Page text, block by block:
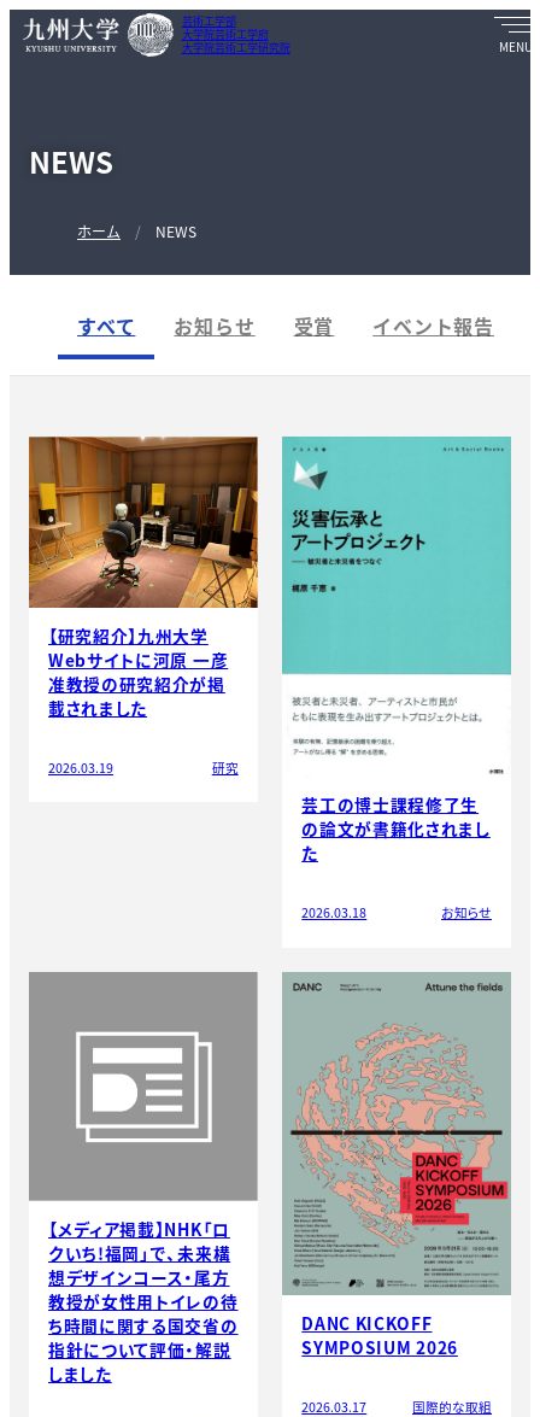
芸術工学部
大学院芸術工学府
大学院芸術工学研究院
NEWS
ホーム NEWS
すべて お知らせ 受賞 イベント報告
【研究紹介】九州大学
Webサイトに河原 一彦
准教授の研究紹介が掲
載されました
2026.03.19 研究
芸工の博士課程修了生
の論文が書籍化されまし
た
2026.03.18 お知らせ
【メディア掲載】NHK「ロ
クいち!福岡」で、未来構
想デザインコース・尾方
教授が女性用トイレの待
ち時間に関する国交省の
指針について評価・解説
しました
DANC KICKOFF
SYMPOSIUM 2026
2026.03.17 国際的な取組